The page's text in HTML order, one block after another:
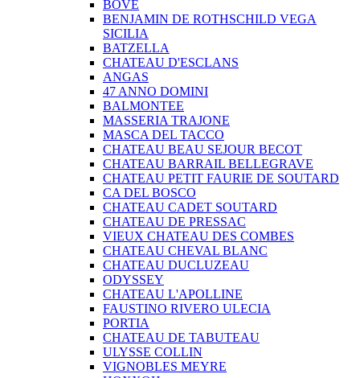
BOVE
BENJAMIN DE ROTHSCHILD VEGA
SICILIA
BATZELLA
CHATEAU D'ESCLANS
ANGAS
47 ANNO DOMINI
BALMONTEE
MASSERIA TRAJONE
MASCA DEL TACCO
CHATEAU BEAU SEJOUR BECOT
CHATEAU BARRAIL BELLEGRAVE
CHATEAU PETIT FAURIE DE SOUTARD
CA DEL BOSCO
CHATEAU CADET SOUTARD
CHATEAU DE PRESSAC
VIEUX CHATEAU DES COMBES
CHATEAU CHEVAL BLANC
CHATEAU DUCLUZEAU
ODYSSEY
CHATEAU L'APOLLINE
FAUSTINO RIVERO ULECIA
PORTIA
CHATEAU DE TABUTEAU
ULYSSE COLLIN
VIGNOBLES MEYRE